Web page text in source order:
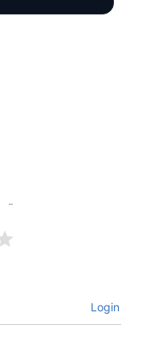
Login